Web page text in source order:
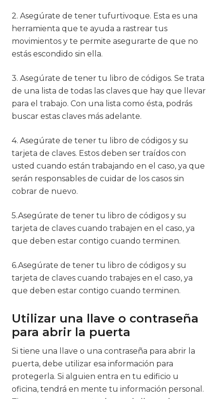
2. Asegúrate de tener tufurtivoque. Esta es una
herramienta que te ayuda a rastrear tus
movimientos y te permite asegurarte de que no
estás escondido sin ella.
3. Asegúrate de tener tu libro de códigos. Se trata
de una lista de todas las claves que hay que llevar
para el trabajo. Con una lista como ésta, podrás
buscar estas claves más adelante.
4. Asegúrate de tener tu libro de códigos y su
tarjeta de claves. Estos deben ser traídos con
usted cuando están trabajando en el caso, ya que
serán responsables de cuidar de los casos sin
cobrar de nuevo.
5.Asegúrate de tener tu libro de códigos y su
tarjeta de claves cuando trabajen en el caso, ya
que deben estar contigo cuando terminen.
6.Asegúrate de tener tu libro de códigos y su
tarjeta de claves cuando trabajes en el caso, ya
que deben estar contigo cuando terminen.
Utilizar una llave o contraseña
para abrir la puerta
Si tiene una llave o una contraseña para abrir la
puerta, debe utilizar esa información para
protegerla. Si alguien entra en tu edificio u
oficina, tendrá en mente tu información personal.